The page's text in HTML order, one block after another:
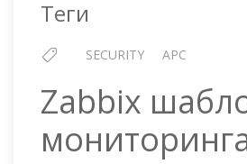
Теги
SECURITY APC
Zabbix